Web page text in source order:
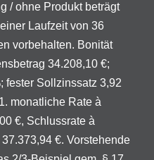
/ ohne Produkt beträgt
Laufzeit von 36
vorbehalten. Bonität
34.208,10 €;
fester Sollzinssatz 3,92
monatliche Rate à
€, Schlussrate à
€. Vorstehende